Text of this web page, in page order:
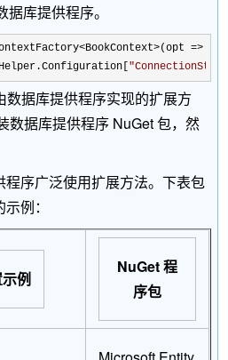
库提供程序。
=>
.Configuration["
数据库提供程序实现的扩展方
数据库提供程序 NuGet 包，然
序广泛使用扩展方法。下表包
例：
例
NuGet程
序包